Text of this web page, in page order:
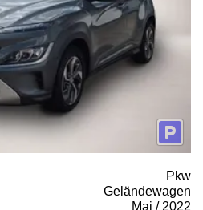
Pkw
Geländewagen
Mai / 2022